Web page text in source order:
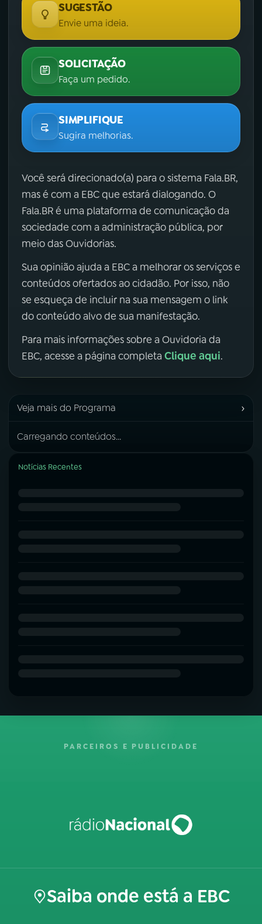
SUGESTÃO
Envie uma ideia.
SOLICITAÇÃO
Faça um pedido.
SIMPLIFIQUE
Sugira melhorias.
Você será direcionado(a) para o sistema Fala.BR,
mas é com a EBC que estará dialogando. O
Fala.BR é uma plataforma de comunicação da
sociedade com a administração pública, por
meio das Ouvidorias.
Sua opinião ajuda a EBC a melhorar os serviços e
conteúdos ofertados ao cidadão. Por isso, não
se esqueça de incluir na sua mensagem o link
do conteúdo alvo de sua manifestação.
Para mais informações sobre a Ouvidoria da
EBC, acesse a página completa Clique aqui.
Veja mais do Programa ›
Carregando conteúdos...
Notícias Recentes
PARCEIROS E PUBLICIDADE
Saiba onde está a EBC